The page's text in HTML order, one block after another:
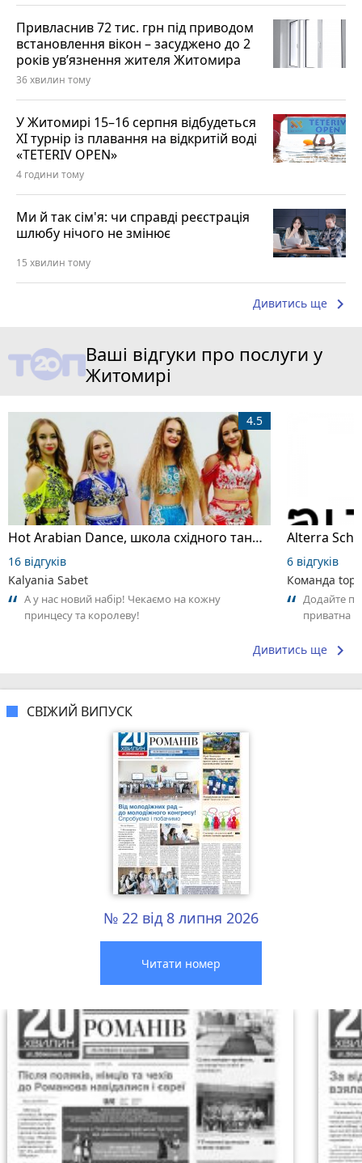
Привласнив 72 тис. грн під приводом
встановлення вікон – засуджено до 2
років ув’язнення жителя Житомира
36 хвилин тому
У Житомирі 15–16 серпня відбудеться
XI турнір із плавання на відкритій воді
«TETERIV OPEN»
4 години тому
Ми й так сім'я: чи справді реєстрація
шлюбу нічого не змінює
15 хвилин тому
Дивитись ще keyboard_arrow_right
Ваші відгуки про послуги у
Житомирі
Hot Arabian Dance, школа східного танцю
4.5
16 відгуків
Kalyania Sabet
А у нас новий набір! Чекаємо на кожну
принцесу та королеву!
6 відгуків
Команда
Додайте
приватна
Дивитись ще keyboard_arrow_right
СВІЖИЙ ВИПУСК
№ 22 від 8 липня 2026
Читати номер